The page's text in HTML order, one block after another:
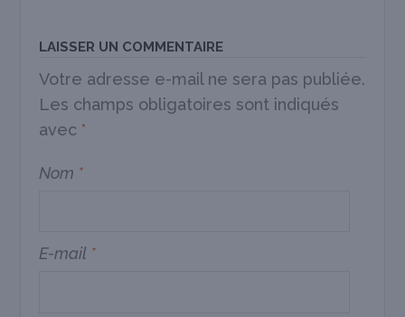
LAISSER UN COMMENTAIRE
Votre adresse e-mail ne sera pas publiée.
Les champs obligatoires sont indiqués
avec *
Nom *
E-mail *